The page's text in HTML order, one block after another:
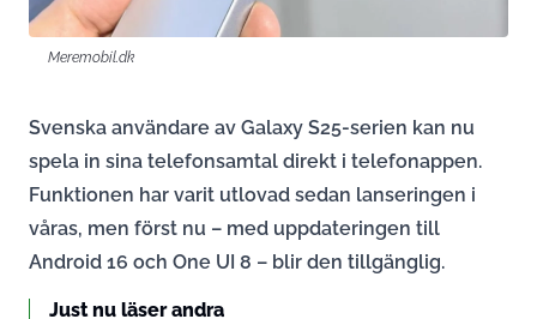
Meremobil.dk
Svenska användare av Galaxy S25-serien kan nu
spela in sina telefonsamtal direkt i telefonappen.
Funktionen har varit utlovad sedan lanseringen i
våras, men först nu – med uppdateringen till
Android 16 och One UI 8 – blir den tillgänglig.
Just nu läser andra